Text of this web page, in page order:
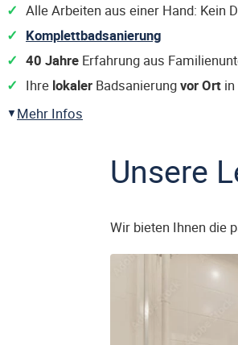
Alle Arbeiten aus einer Hand: Kein
Komplettbadsanierung
40 Jahre Erfahrung aus
Ihre lokaler Badsanierungvor Ort in
Mehr Infos
Unsere
Wir bieten Ihnen die